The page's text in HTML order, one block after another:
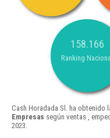
158.166
Ranking Nacional
Cash Horadada Sl. ha obtenido
Empresas según ventas ,
2023.